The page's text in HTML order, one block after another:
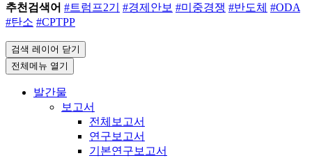
추천검색어 #트럼프2기 #경제안보 #미중경쟁 #반도체 #ODA
#탄소 #CPTPP
검색 레이어 닫기
전체메뉴 열기
발간물
보고서
전체보고서
연구보고서
기본연구보고서